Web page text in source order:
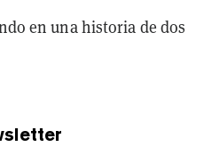
en una historia de dos